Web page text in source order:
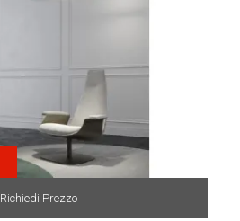
Richiedi Prezzo